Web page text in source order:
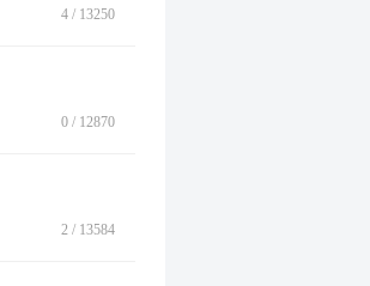
4 / 13250
0 / 12870
2 / 13584